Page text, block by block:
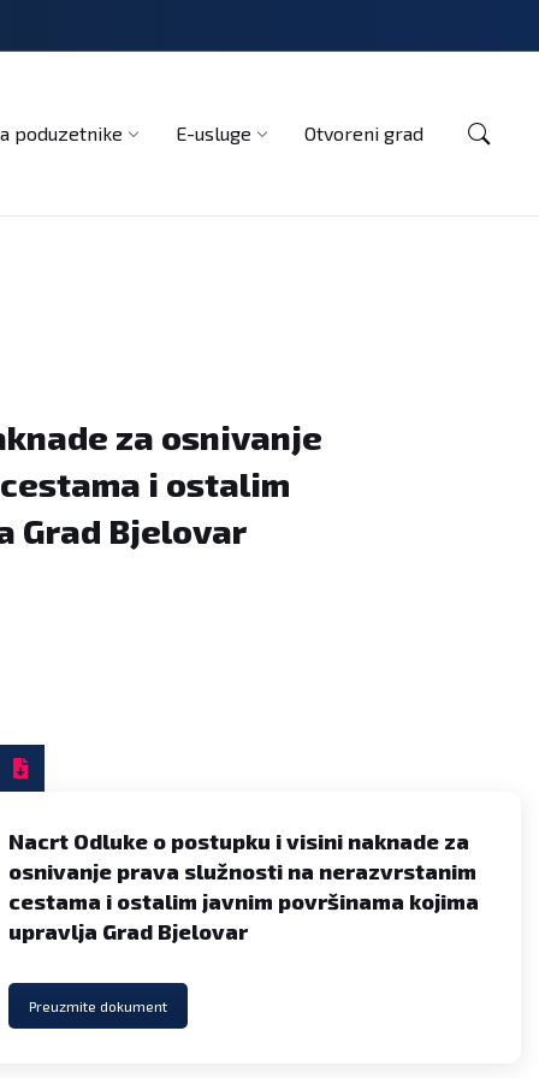
poduzetnike E-usluge Otvoreni grad
za osnivanje
i ostalim
Grad Bjelovar
Nacrt Odluke o postupku i visini naknade za
osnivanje prava služnosti na nerazvrstanim
cestama i ostalim javnim površinama kojima
upravlja Grad Bjelovar
Preuzmite dokument